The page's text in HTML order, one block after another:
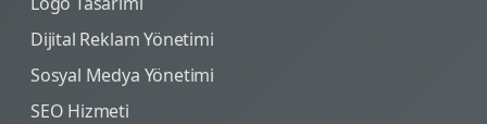
Dijital Reklam Yönetimi
Sosyal Medya Yönetimi
SEO Hizmeti